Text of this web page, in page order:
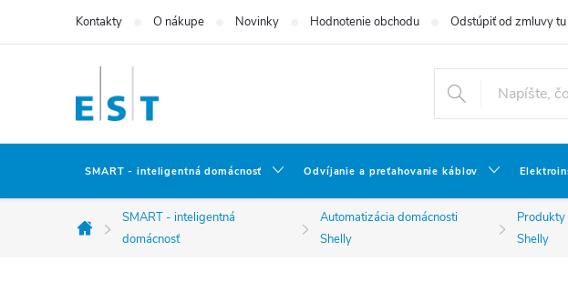
Kontakty O nákupe Novinky Hodnotenie obchodu Odstúpiť od zmluvy tu
SMART - inteligentná domácnosť Odvíjanie a preťahovanie káblov
Domov
SMART - inteligentná
domácnosť
Automatizácia domácnosti
Shelly
Shelly